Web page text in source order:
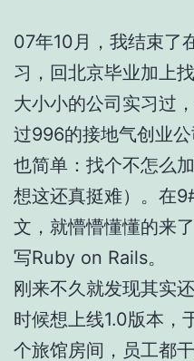
07年10月，我结束了
习，回北京毕业加上
大小小的公司实习过
过996的接地气创业
也简单：找个不怎么
想这还真挺难）。在
文，就懵懵懂懂的来了
写Ruby on Rails。
刚来不久就发现其实
时候想上线1.0版本，
个旅馆房间，员工都